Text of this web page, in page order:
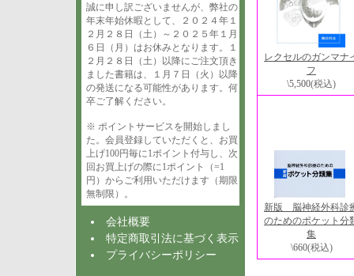
誠に申し訳ございませんが、弊社の
年末年始休暇として、２０２４年１
２月２８日（土）～２０２５年１月
６日（月）はお休みとなります。１
２月２８日（土）以降にご注文頂き
ました書籍は、１月７日（火）以降
の発送になる可能性があります。何
卒ご了解ください。
※ ポイントサービスを開始しまし
た。会員登録していただくと、お買
上げ100円毎に1ポイント付与し、次
回お買上げの際に1ポイント（=1
円）からご利用いただけます（期限
無制限）。
会社概要
特定商取引法に基づく表示
プライバシーポリシー
レクセルのガンマナ
フ
\5,500(税込)
新版 脳神経外科診
のためのポケット分
集
\660(税込)